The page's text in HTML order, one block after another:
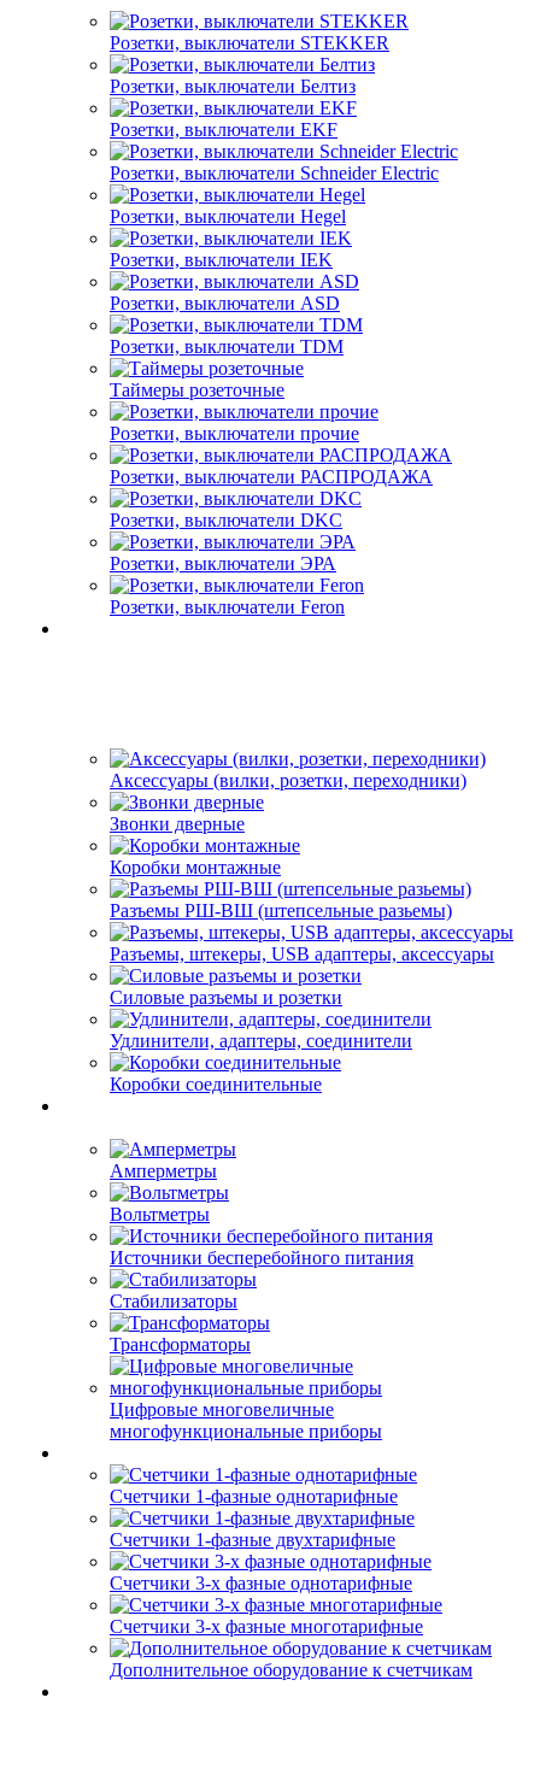
Розетки, выключатели STEKKER
Розетки, выключатели Белтиз
Розетки, выключатели EKF
Розетки, выключатели Schneider Electric
Розетки, выключатели Hegel
Розетки, выключатели IEK
Розетки, выключатели ASD
Розетки, выключатели TDM
Таймеры розеточные
Розетки, выключатели прочие
Розетки, выключатели РАСПРОДАЖА
Розетки, выключатели DKC
Розетки, выключатели ЭРА
Розетки, выключатели Feron
Аксессуары (вилки, розетки, переходники)
Звонки дверные
Коробки монтажные
Разъемы РШ-ВШ (штепсельные разьемы)
Разъемы, штекеры, USB адаптеры, аксессуары
Силовые разъемы и розетки
Удлинители, адаптеры, соединители
Коробки соединительные
Амперметры
Вольтметры
Источники бесперебойного питания
Стабилизаторы
Трансформаторы
Цифровые многовеличные
многофункциональные приборы
Счетчики 1-фазные однотарифные
Счетчики 1-фазные двухтарифные
Счетчики 3-х фазные однотарифные
Счетчики 3-х фазные многотарифные
Дополнительное оборудование к счетчикам